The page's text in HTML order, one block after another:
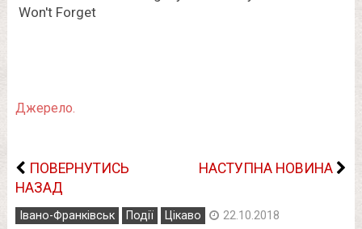
Джерело.
ПОВЕРНУТИСЬ
НАЗАД
НАСТУПНА НОВИНА
Івано-Франківськ Події Цікаво
22.10.2018